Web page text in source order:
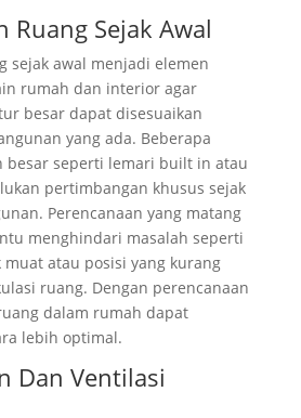
Ruang Sejak Awal
sejak awal menjadi elemen
rumah dan interior agar
besar dapat disesuaikan
yang ada. Beberapa
seperti lemari built in atau
pertimbangan khusus sejak
Perencanaan yang matang
menghindari masalah seperti
atau posisi yang kurang
ruang. Dengan perencanaan
dalam rumah dapat
lebih optimal.
Dan Ventilasi